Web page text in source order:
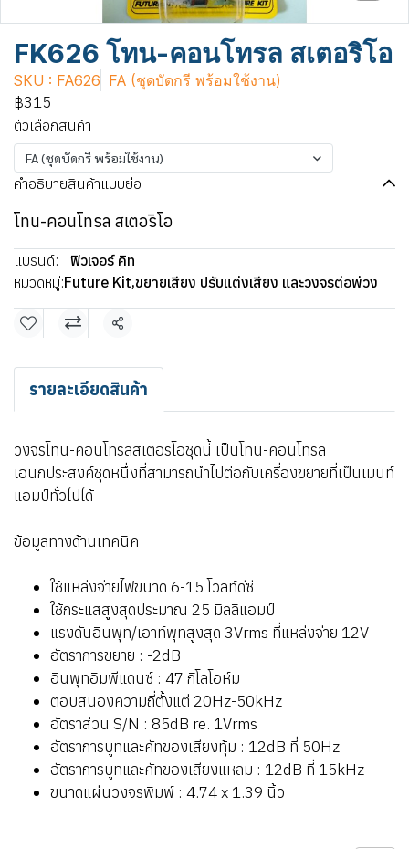
FK626 โทน-คอนโทรล สเตอริโอ
SKU : FA626 FA (ชุดบัดกรี พร้อมใช้งาน)
฿315
ตัวเลือกสินค้า
FA (ชุดบัดกรี พร้อมใช้งาน)
คำอธิบายสินค้าแบบย่อ
โทน-คอนโทรล สเตอริโอ
แบรนด์:
ฟิวเจอร์ คิท
หมวดหมู่:Future Kit,ขยายเสียง ปรับแต่งเสียง และวงจรต่อพ่วง
แชร์
รายละเอียดสินค้า
วงจรโทน-คอนโทรลสเตอริโอชุดนี้ เป็นโทน-คอนโทรล
เอนกประสงค์ชุดหนึ่งที่สามารถนำไปต่อกับเครื่องขยายที่เป็นเมนท์
แอมป์ทั่วไปได้
ข้อมูลทางด้านเทคนิค
ใช้แหล่งจ่ายไฟขนาด 6-15 โวลท์ดีซี
ใช้กระแสสูงสุดประมาณ 25 มิลลิแอมป์
แรงดันอินพุท/เอาท์พุทสูงสุด 3Vrms ที่แหล่งจ่าย 12V
อัตราการขยาย : -2dB
อินพุทอิมพีแดนซ์ : 47 กิโลโอห์ม
ตอบสนองความถี่ตั้งแต่ 20Hz-50kHz
อัตราส่วน S/N : 85dB re. 1Vrms
อัตราการบูทและคัทของเสียงทุ้ม : 12dB ที่ 50Hz
อัตราการบูทและคัทของเสียงแหลม : 12dB ที่ 15kHz
ขนาดแผ่นวงจรพิมพ์ : 4.74 x 1.39 นิ้ว